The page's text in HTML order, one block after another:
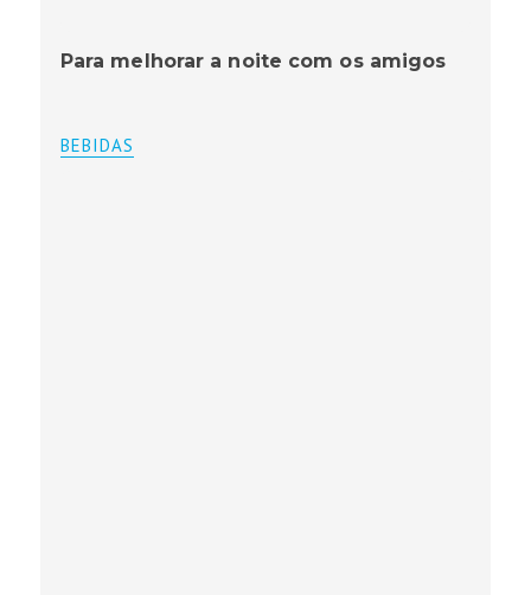
Para melhorar a noite com os amigos
BEBIDAS